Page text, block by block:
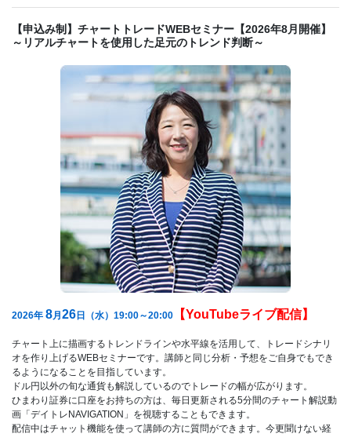
【申込み制】チャートトレードWEBセミナー【2026年8月開催】
～リアルチャートを使用した足元のトレンド判断～
2026年 8月 26 日（水）19:00～20:00 【YouTubeライブ配信】
チャート上に描画するトレンドラインや水平線を活用して、トレードシナリ
オを作り上げるWEBセミナーです。講師と同じ分析・予想をご自身でもでき
るようになることを目指しています。
ドル円以外の旬な通貨も解説しているのでトレードの幅が広がります。
ひまわり証券に口座をお持ちの方は、毎日更新される5分間のチャート解説動
画「デイトレNAVIGATION」を視聴することもできます。
配信中はチャット機能を使って講師の方に質問ができます。今更聞けない経